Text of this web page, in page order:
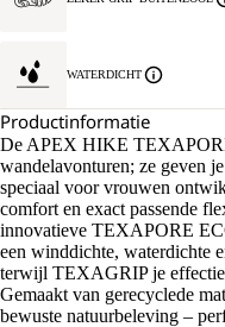
WATERDICHT
Productinformatie
De APEX HIKE
wandelavonturen; ze geven
speciaal voor vrouwen
comfort en exact passende
innovatieve TEXAPORE
een winddichte, waterdichte
terwijl TEXAGRIP je
Gemaakt van gerecyclede
bewuste natuurbeleving –